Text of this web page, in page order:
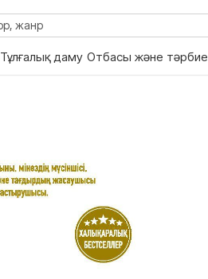
Тұлғалық даму Отбасы және тәрбие